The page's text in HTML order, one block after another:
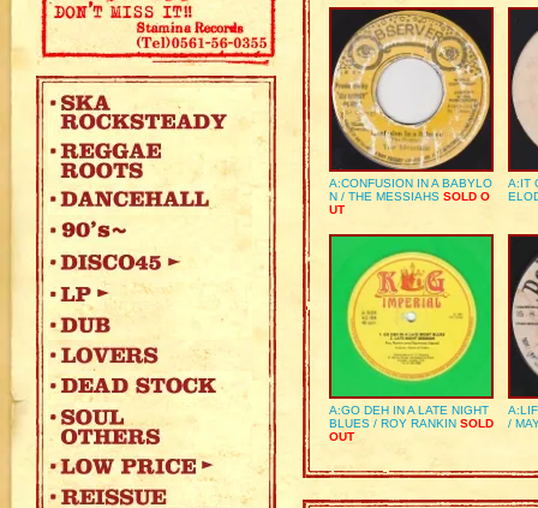
A:CONFUSION IN A BABYLO
N / THE MESSIAHS SOLD O
UT
A:IT
A:GO DEH IN A LATE NIGHT
BLUES / ROY RANKIN SOLD
OUT
/